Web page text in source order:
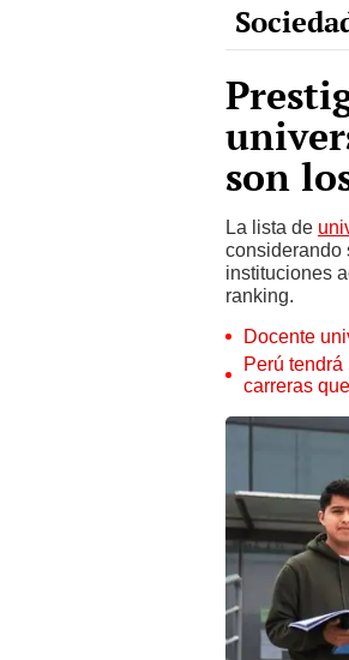
son
La lista de
considerando
instituciones
ranking.
Docente
Perú
carreras